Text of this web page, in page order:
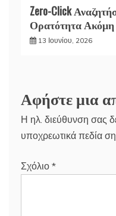
Zero-Click
Ορατότητα
13 Ιουνίου, 2026
Αφήστε μια
Η ηλ. διεύθυνση σας
υποχρεωτικά πεδία
Σχόλιο *